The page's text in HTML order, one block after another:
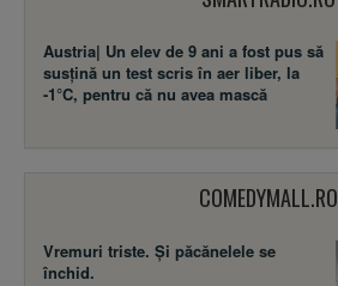
Austria| Un elev de 9 ani a fost pus să
susţină un test scris în aer liber, la
-1°C, pentru că nu avea mască
COMEDYMALL.RO
Vremuri triste. Şi păcănelele se
închid.